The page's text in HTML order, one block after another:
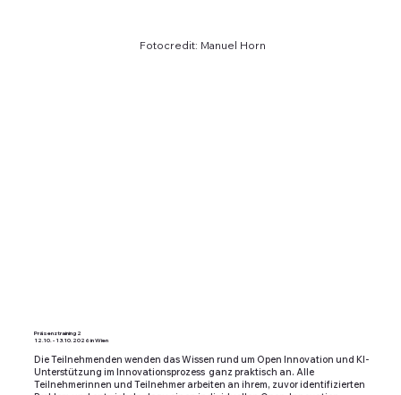
Fotocredit: Manuel Horn
Präsenztraining 2
12.10. - 13.10.2026 in Wien
Die Teilnehmenden wenden das Wissen rund um Open Innovation und KI-
Unterstützung im Innovationsprozess ganz praktisch an. Alle
Teilnehmerinnen und Teilnehmer arbeiten an ihrem, zuvor identifizierten